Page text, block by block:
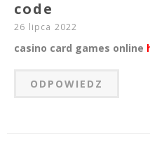
code
26 lipca 2022
casino card games online
ODPOWIEDZ